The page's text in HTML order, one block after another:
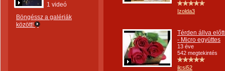
1 videó
Böngéssz a galériák
között!
Izolda3
Térden állva
- Micro együttes
13 éve
542 megtekintés
ilcsi52